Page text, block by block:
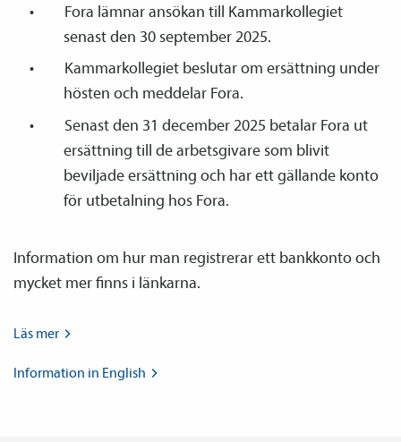
Fora lämnar ansökan till Kammarkollegiet
senast den 30 september 2025.
Kammarkollegiet beslutar om ersättning under
hösten och meddelar Fora.
Senast den 31 december 2025 betalar Fora ut
ersättning till de arbetsgivare som blivit
beviljade ersättning och har ett gällande konto
för utbetalning hos Fora.
Information om hur man registrerar ett bankkonto och
mycket mer finns i länkarna.
Läs mer
Information in English